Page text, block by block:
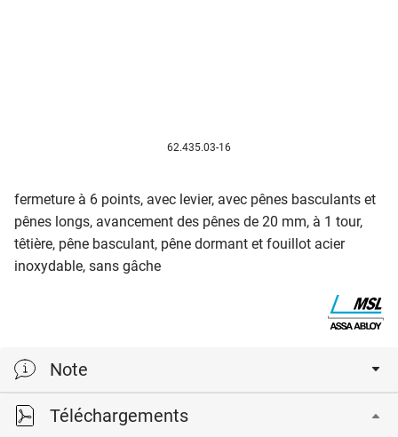
62.435.03-16
fermeture à 6 points, avec levier, avec pênes basculants et
pênes longs, avancement des pênes de 20 mm, à 1 tour,
têtière, pêne basculant, pêne dormant et fouillot acier
inoxydable, sans gâche
Note
Les cylindres doubles avec bouton tournant standard
Téléchargements